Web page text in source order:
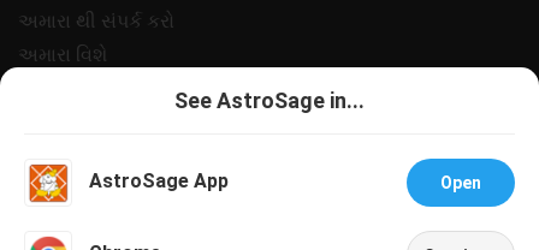
અમારા થી સંપર્ક કરો
અમારા વિશે
સપોર
See AstroSage in...
AstroSage App Open